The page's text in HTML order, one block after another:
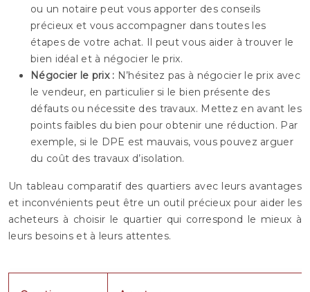
ou un notaire peut vous apporter des conseils
précieux et vous accompagner dans toutes les
étapes de votre achat. Il peut vous aider à trouver le
bien idéal et à négocier le prix.
Négocier le prix : N’hésitez pas à négocier le prix avec
le vendeur, en particulier si le bien présente des
défauts ou nécessite des travaux. Mettez en avant les
points faibles du bien pour obtenir une réduction. Par
exemple, si le DPE est mauvais, vous pouvez arguer
du coût des travaux d’isolation.
Un tableau comparatif des quartiers avec leurs avantages
et inconvénients peut être un outil précieux pour aider les
acheteurs à choisir le quartier qui correspond le mieux à
leurs besoins et à leurs attentes.